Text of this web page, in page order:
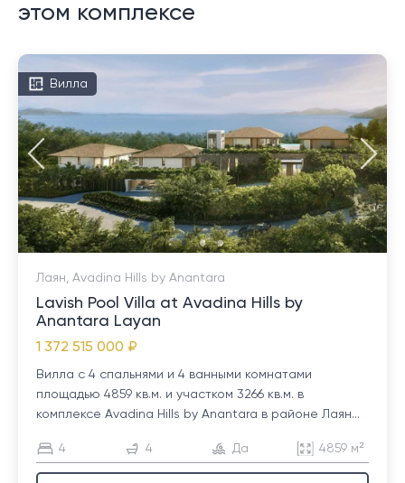
этом комплексе
Вилла
Лаян, Avadina Hills by Anantara
Lavish Pool Villa at Avadina Hills by
Anantara Layan
1 372 515 000 ₽
Вилла с 4 спальнями и 4 ванными комнатами
площадью 4859 кв.м. и участком 3266 кв.м. в
комплексе Avadina Hills by Anantara в районе Лаян...
4 4 Да 4859 м²